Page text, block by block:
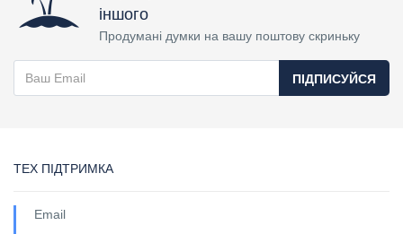
іншого
Продумані думки на вашу поштову скриньку
ПІДПИСУЙСЯ
ТЕХ ПІДТРИМКА
Email